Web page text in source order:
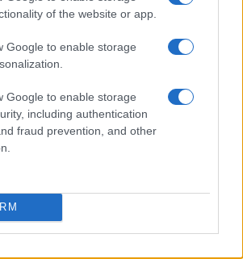
of the website or app.
Google to enable storage
Google to enable storage
including authentication
fraud prevention, and other
leggere